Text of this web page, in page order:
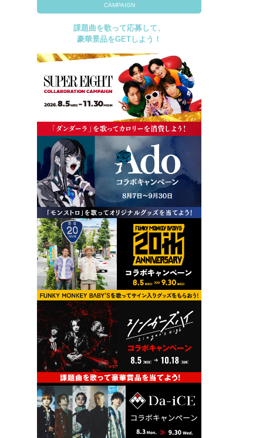
CAMPAIGN
課題曲を歌って応募して、
豪華景品をGETしよう！